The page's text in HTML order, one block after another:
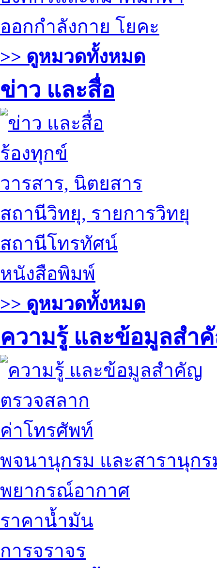
ออกกำลังกาย โยคะ
>> ดูหมวดทั้งหมด
ข่าว และสื่อ
ร้องทุกข์
วารสาร, นิตยสาร
สถานีวิทยุ, รายการวิทยุ
สถานีโทรทัศน์
หนังสือพิมพ์
>> ดูหมวดทั้งหมด
ความรู้ และข้อมูลสำ
ตรวจสลาก
ค่าโทรศัพท์
พจนานุกรม และสารานุกร
พยากรณ์อากาศ
ราคาน้ำมัน
การจราจร